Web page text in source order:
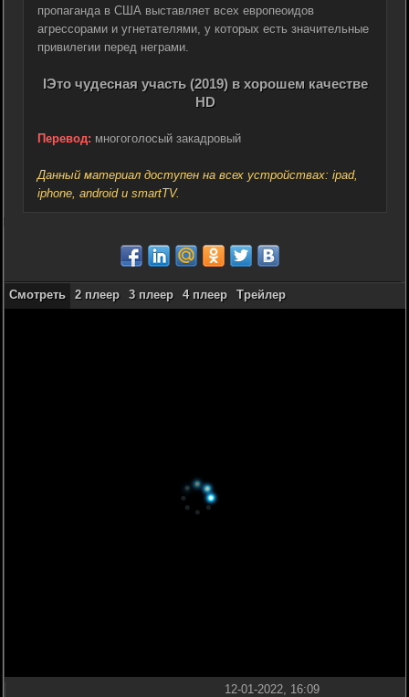
пропаганда в США выставляет всех европеоидов
агрессорами и угнетателями, у которых есть значительные
привилегии перед неграми.
IЭто чудесная участь (2019) в хорошем качестве
HD
Перевод: многоголосый закадровый
Данный материал доступен на всех устройствах: ipad,
iphone, android и smartTV.
Смотреть 2 плеер 3 плеер 4 плеер Трейлер
12-01-2022, 16:09